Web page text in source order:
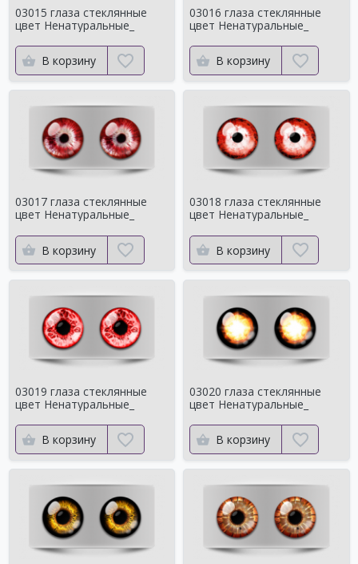
03015 глаза стеклянные
цвет Ненатуральные_
В корзину
03016 глаза стеклянные
цвет Ненатуральные_
В корзину
03017 глаза стеклянные
цвет Ненатуральные_
В корзину
03018 глаза стеклянные
цвет Ненатуральные_
В корзину
03019 глаза стеклянные
цвет Ненатуральные_
В корзину
03020 глаза стеклянные
цвет Ненатуральные_
В корзину